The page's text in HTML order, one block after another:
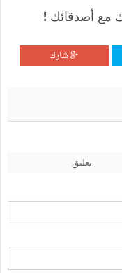
مع أصدقائك !
شارك
تعليق